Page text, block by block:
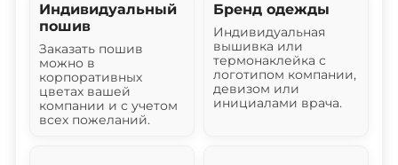
Индивидуальный
пошив
Заказать пошив
можно в
корпоративных
цветах вашей
компании и с учетом
всех пожеланий.
Бренд одежды
Индивидуальная
вышивка или
термонаклейка с
логотипом компании,
девизом или
инициалами врача.